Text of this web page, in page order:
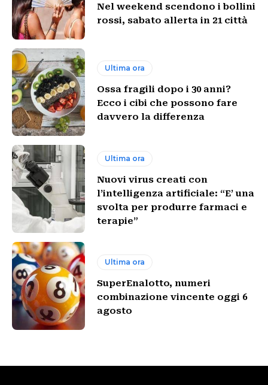
Nel weekend scendono i bollini
rossi, sabato allerta in 21 città
Ultima ora
Ossa fragili dopo i 30 anni?
Ecco i cibi che possono fare
davvero la differenza
Ultima ora
Nuovi virus creati con
l’intelligenza artificiale: “E’ una
svolta per produrre farmaci e
terapie”
Ultima ora
SuperEnalotto, numeri
combinazione vincente oggi 6
agosto